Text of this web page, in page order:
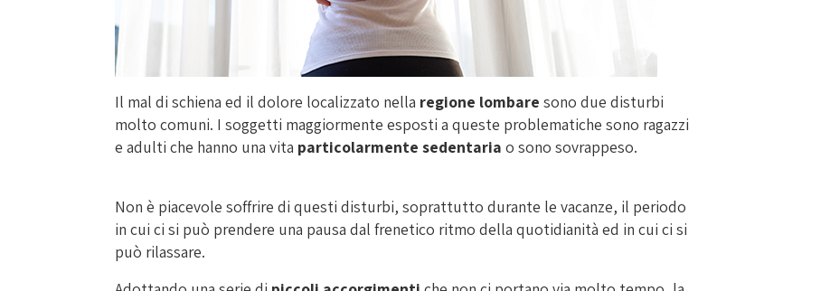
Il mal di schiena ed il dolore localizzato nella regione lombare sono due disturbi
molto comuni. I soggetti maggiormente esposti a queste problematiche sono ragazzi
e adulti che hanno una vita particolarmente sedentaria o sono sovrappeso.
Non è piacevole soffrire di questi disturbi, soprattutto durante le vacanze, il periodo
in cui ci si può prendere una pausa dal frenetico ritmo della quotidianità ed in cui ci si
può rilassare.